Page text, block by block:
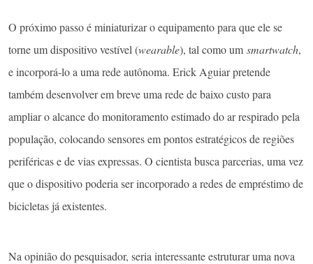
O próximo passo é miniaturizar o equipamento para que ele se
torne um dispositivo vestível (wearable), tal como um smartwatch,
e incorporá-lo a uma rede autônoma. Erick Aguiar pretende
também desenvolver em breve uma rede de baixo custo para
ampliar o alcance do monitoramento estimado do ar respirado pela
população, colocando sensores em pontos estratégicos de regiões
periféricas e de vias expressas. O cientista busca parcerias, uma vez
que o dispositivo poderia ser incorporado a redes de empréstimo de
bicicletas já existentes.
Na opinião do pesquisador, seria interessante estruturar uma nova